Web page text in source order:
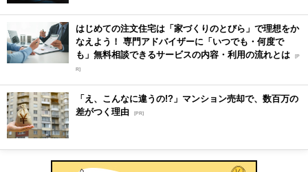
はじめての注文住宅は「家づくりのとびら」で理想をか
なえよう！ 専門アドバイザーに「いつでも・何度で
も」無料相談できるサービスの内容・利用の流れとは [P
R]
「え、こんなに違うの!?」マンション売却で、数百万の
差がつく理由 [PR]